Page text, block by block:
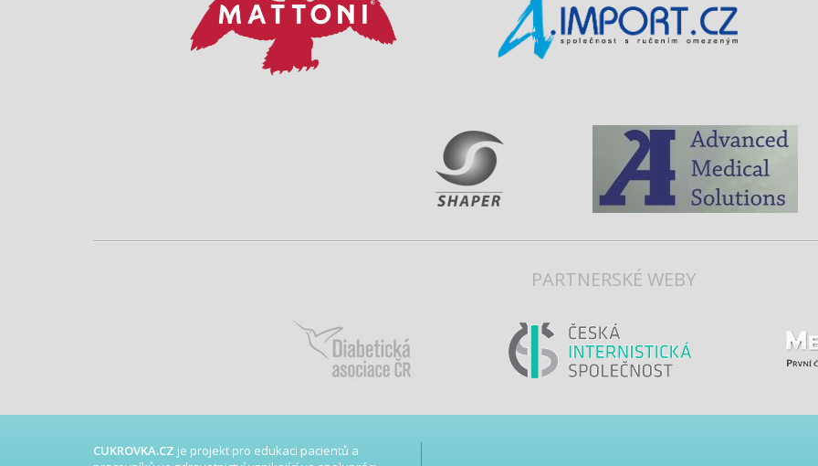
PARTNERSKÉ WEBY
CUKROVKA.CZ je projekt pro edukaci pacientů a